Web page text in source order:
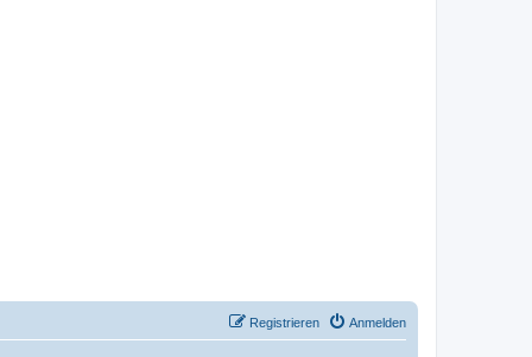
Anmelden
Registrieren